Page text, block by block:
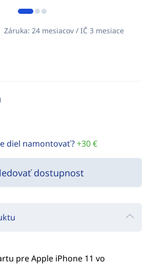
Záruka: 24 mesiacov / IČ 3 mesiace
diel namontovať?+30 €
dostupnost
pre Apple iPhone 11 vo